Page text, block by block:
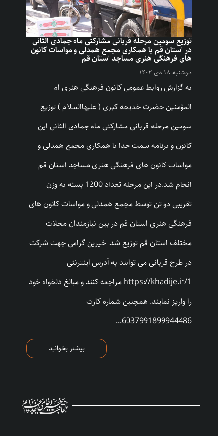
توزیع سومین مرحله قربانی مشارکتی ماه جمادی الثانی
در استان قم با همکاری مجمع همدلی و مواسات کانون
های فرهنگی هنری مساجد استان قم
دوشنبه ۱۸ دی ۱۴۰۲
به گزارش روابط عمومی کانون فرهنگی هنری ام
المؤمنین حضرت خدیجه کبری ( علیهاالسلام ) توزیع
سومین مرحله قربانی مشارکتی ماه جمادی الثانی این
کانون و برنامه سمت خدا با همکاری مجمع همدلی و
مواسات کانون های فرهنگی هنری مساجد استان قم
انجام شد.در این مرحله تعداد 1200 بسته به وزن
تقریبی دو تن توسط مجمع همدلی و مواسات کانون های
فرهنگی هنری استان قم در بین نیازمندان محلات
مختلف استان قم توزیع شد. خیرین گرامی جهت شرکت
در طرح قربانی می توانند به آدرس اینترنتی
https://khadije.ir/1 مراجعه کنند و مبالغ دلخواه خود
را واریز نمایند. همچنین شماره کارت
6037991899944486...
بیشتر بخوانید